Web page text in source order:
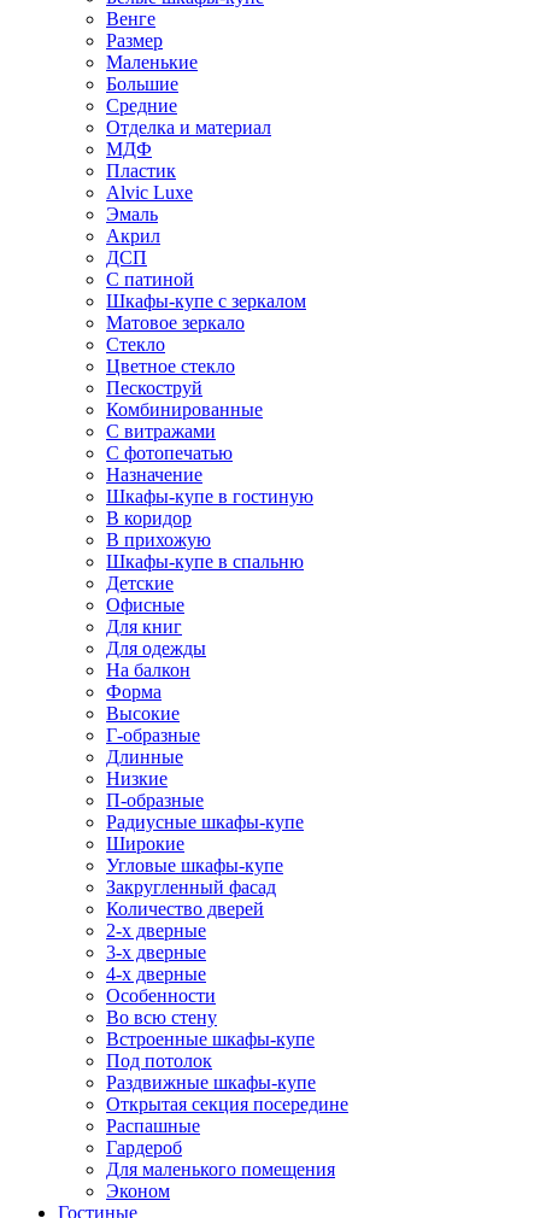
Венге
Размер
Маленькие
Большие
Средние
Отделка и материал
МДФ
Пластик
Alvic Luxe
Эмаль
Акрил
ДСП
С патиной
Шкафы-купе с зеркалом
Матовое зеркало
Стекло
Цветное стекло
Пескоструй
Комбинированные
С витражами
С фотопечатью
Назначение
Шкафы-купе в гостиную
В коридор
В прихожую
Шкафы-купе в спальню
Детские
Офисные
Для книг
Для одежды
На балкон
Форма
Высокие
Г-образные
Длинные
Низкие
П-образные
Радиусные шкафы-купе
Широкие
Угловые шкафы-купе
Закругленный фасад
Количество дверей
2-х дверные
3-х дверные
4-х дверные
Особенности
Во всю стену
Встроенные шкафы-купе
Под потолок
Раздвижные шкафы-купе
Открытая секция посередине
Распашные
Гардероб
Для маленького помещения
Эконом
Гостиные